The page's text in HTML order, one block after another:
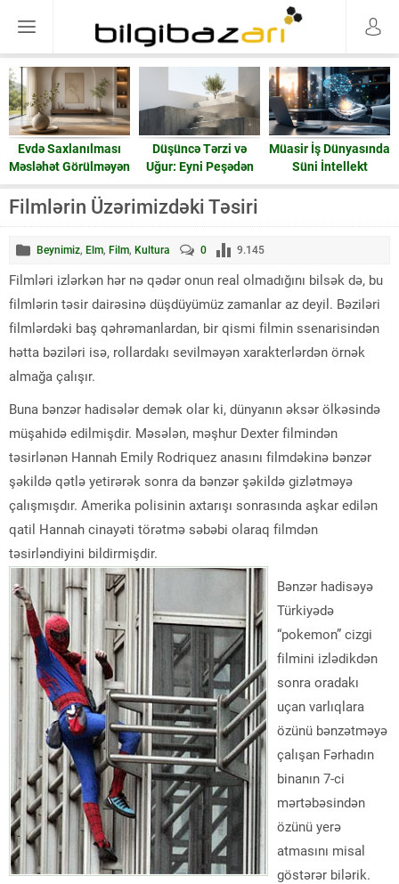
Evdə Saxlanılması
Məsləhət Görülməyən
15 Əşya: Enerji və
Ruzi
Düşüncə Tərzi və
Uğur: Eyni Peşədən
Fərqli Nəticələrə
Gedən Yol
Müasir İş Dünyasında
Süni İntellekt
Filmlərin Üzərimizdəki Təsiri
Beynimiz, Elm, Film, Kultura 0 9.145
Filmləri izlərkən hər nə qədər onun real olmadığını bilsək də, bu
filmlərin təsir dairəsinə düşdüyümüz zamanlar az deyil. Bəziləri
filmlərdəki baş qəhrəmanlardan, bir qismi filmin ssenarisindən
hətta bəziləri isə, rollardakı sevilməyən xarakterlərdən örnək
almağa çalışır.
Buna bənzər hadisələr demək olar ki, dünyanın əksər ölkəsində
müşahidə edilmişdir. Məsələn, məşhur Dexter filmindən
təsirlənən Hannah Emily Rodriquez anasını filmdəkinə bənzər
şəkildə qətlə yetirərək sonra da bənzər şəkildə gizlətməyə
çalışmışdır. Amerika polisinin axtarışı sonrasında aşkar edilən
qatil Hannah cinayəti törətmə səbəbi olaraq filmdən
təsirləndiyini bildirmişdir.
Bənzər hadisəyə
Türkiyədə
“pokemon” cizgi
filmini izlədikdən
sonra oradakı
uçan varlıqlara
özünü bənzətməyə
çalışan Fərhadın
binanın 7-ci
mərtəbəsindən
özünü yerə
atmasını misal
göstərər bilərik.